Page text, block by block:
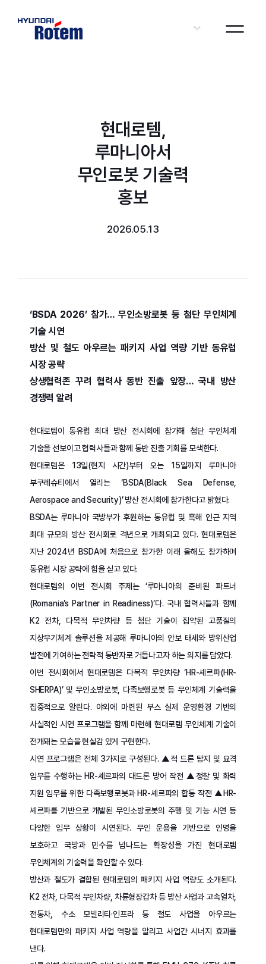
현대로템,
루마니아서
무인로봇 기술력
홍보
2026.05.13
‘BSDA 2026’ 참가… 무인소방로봇 등 첨단 무인체계
기술 시연
방산 및 철도 아우르는 패키지 사업 역량 기반 동유럽
시장 공략
상생협력존 꾸려 협력사 동반 진출 앞장… 국내 방산
경쟁력 알려
현대로템이 동유럽 최대 방산 전시회에 참가해 첨단 무인체계
기술을 선보이고 협력사들과 함께 동반 진출 기회를 모색한다.
현대로템은 13일(현지 시간)부터 오는 15일까지 루마니아
부쿠레슈티에서 열리는 ‘BSDA(Black Sea Defense,
Aerospace and Security)’ 방산 전시회에 참가한다고 밝혔다.
BSDA는 루마니아 국방부가 후원하는 동유럽 및 흑해 인근 지역
최대 규모의 방산 전시회로 격년으로 개최되고 있다. 현대로템은
지난 2024년 BSDA에 처음으로 참가한 이래 올해도 참가하며
동유럽 시장 공략에 힘을 싣고 있다.
현대로템의 이번 전시회 주제는 ‘루마니아의 준비된 파트너
(Romania’s Partner in Readiness)’다. 국내 협력사들과 함께
K2 전차, 다목적 무인차량 등 첨단 기술이 집약된 고품질의
지상무기체계 솔루션을 제공해 루마니아의 안보 태세와 방위산업
발전에 기여하는 전략적 동반자로 거듭나고자 하는 의지를 담았다.
이번 전시회에서 현대로템은 다목적 무인차량 ‘HR-셰르파(HR-
SHERPA)’ 및 무인소방로봇, 다족보행로봇 등 무인체계 기술력을
집중적으로 알린다. 야외에 마련된 부스 실제 운영환경 기반의
사실적인 시연 프로그램을 함께 마련해 현대로템 무인체계 기술이
전개돼는 모습을 현실감 있게 구현한다.
시연 프로그램은 전체 3가지로 구성된다. ▲적 드론 탐지 및 요격
임무를 수행하는 HR-셰르파의 대드론 방어 작전 ▲정찰 및 화력
지원 임무를 위한 다족보행로봇과 HR-셰르파의 합동 작전 ▲HR-
셰르파를 기반으로 개발된 무인소방로봇의 주행 및 기능 시연 등
다양한 임무 상황이 시연된다. 무인 운용을 기반으로 인명을
보호하고 국방과 민수를 넘나드는 확장성을 가진 현대로템
무인체계의 기술력을 확인할 수 있다.
방산과 철도가 결합된 현대로템의 패키지 사업 역량도 소개된다.
K2 전차, 다목적 무인차량, 차륜형장갑차 등 방산 사업과 고속열차,
전동차, 수소 모빌리티·인프라 등 철도 사업을 아우르는
현대로템만의 패키지 사업 역량을 알리고 사업간 시너지 효과를
낸다.